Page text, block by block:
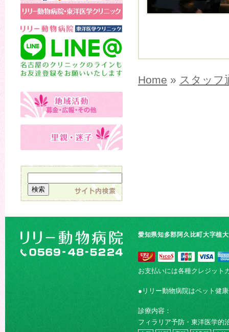
Home » スタッフ
愛知県知多郡阿久比町大字植
お支払いには各種クレジット
●リリー動物病院はペット健
診療内容：
フィラリア予防・東洋医学的